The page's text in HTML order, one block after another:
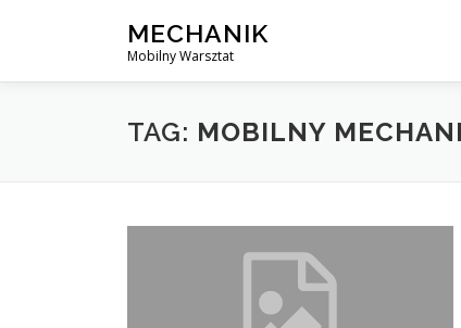
MECHANIK
Mobilny Warsztat
TAG: MOBILNY